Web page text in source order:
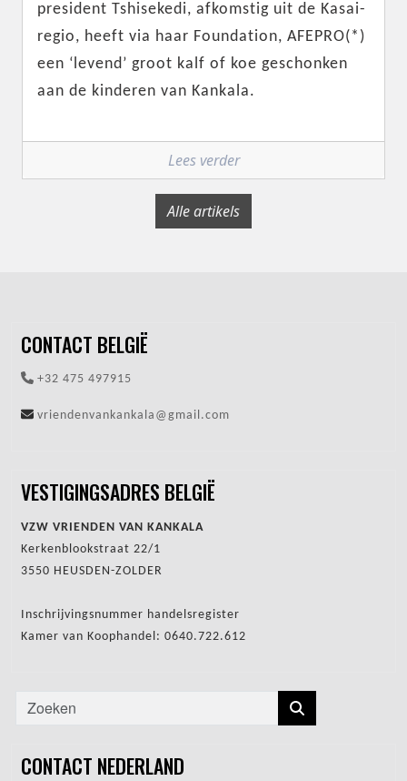
president Tshisekedi, afkomstig uit de Kasai-
regio, heeft via haar Foundation, AFEPRO(*)
een ‘levend’ groot kalf of koe geschonken
aan de kinderen van Kankala.
Lees verder
Alle artikels
CONTACT BELGIË
+32 475 497915
vriendenvankankala@gmail.com
VESTIGINGSADRES BELGIË
VZW VRIENDEN VAN KANKALA
Kerkenblookstraat 22/1
3550 HEUSDEN-ZOLDER
Inschrijvingsnummer handelsregister
Kamer van Koophandel: 0640.722.612
CONTACT NEDERLAND